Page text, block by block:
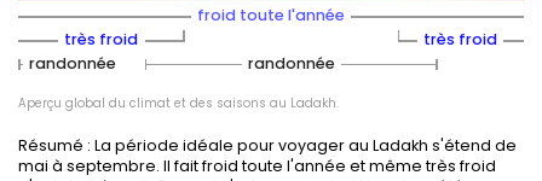
visible et la tranquillité en septembre.
Protégez-vous du soleil en altitude (lunettes, crèmes
solaires) et restez bien hydraté.
Respectez les milieux fragiles (prairies d'altitude, lacs,
rencontres avec les nomades Changpa) pour
préserver la biodiversité remarquable du Ladakh.
froid toute l'année
très froid
très froid
randonnée
randonnée
Aperçu global du climat et des saisons au Ladakh.
Résumé : La période idéale pour voyager au Ladakh s'étend de
mai à septembre. Il fait froid toute l'année et même très froid